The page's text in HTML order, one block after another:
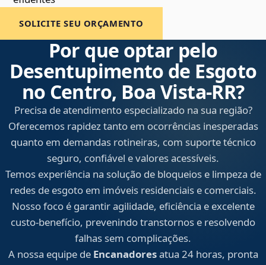
SOLICITE SEU ORÇAMENTO
Por que optar pelo
Desentupimento de Esgoto
no Centro, Boa Vista‑RR?
Precisa de atendimento especializado na sua região?
Oferecemos rapidez tanto em ocorrências inesperadas
quanto em demandas rotineiras, com suporte técnico
seguro, confiável e valores acessíveis.
Temos experiência na solução de bloqueios e limpeza de
redes de esgoto em imóveis residenciais e comerciais.
Nosso foco é garantir agilidade, eficiência e excelente
custo-benefício, prevenindo transtornos e resolvendo
falhas sem complicações.
A nossa equipe de Encanadoresatua 24 horas, pronta